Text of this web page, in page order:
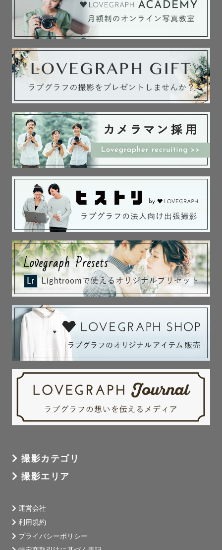
もちろん、保護者の方をないがしろにするというわけでは
ありません。
お子様が嫌がってしまうと、その撮影だけでなく、
写真が嫌になってしまい今後の成長を残す機会も失ってし
まうかもしれません。
ですが、お子様が楽しいと思っていただければ
そのときのお写真も素敵なものになるかもしれませんし、
今後また写真を撮る機会を与えてくれるものだと思ってい
ます。
遊んでいる姿やお子様の興味を示した姿など、
自然な姿を切り取ることが得意なので、
そういったお写真やお子様と撮影を楽しみたい方は
ぜひご依頼くださいませ。
【ポートレート】
僕のインスタのメインはポートレートになります。
僕のルーツであり、得意なジャンルの一つです。
得意の「透明感」で美しく魅せるだけでなく、
内面の魅力が伝わるようなお写真に仕上げたいと思ってい
ます。
また、８か月で０～３万人以上のフォロワーを獲得した実
績もあるので、
アイコンとして受けのいいロケーションや距離感なども熟
知しております。
「透明感」以外にも得意なテイストがございますので、
お気軽にご相談くださいませ。
を得意としています。
青春を再び感じれるような
こんなことやりたい
あんなことやりたい
撮影カテゴリ
撮影エリア
運営会社
利用規約
プライバシーポリシー